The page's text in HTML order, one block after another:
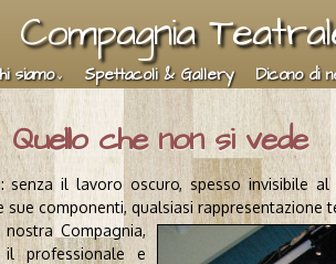
Compagnia
siamo Spettacoli & Gallery Dicono di
Quello che non si vede
senza il lavoro oscuro, spesso invisibile
componenti, qualsiasi rappresentazione
Compagnia,
il professionale e